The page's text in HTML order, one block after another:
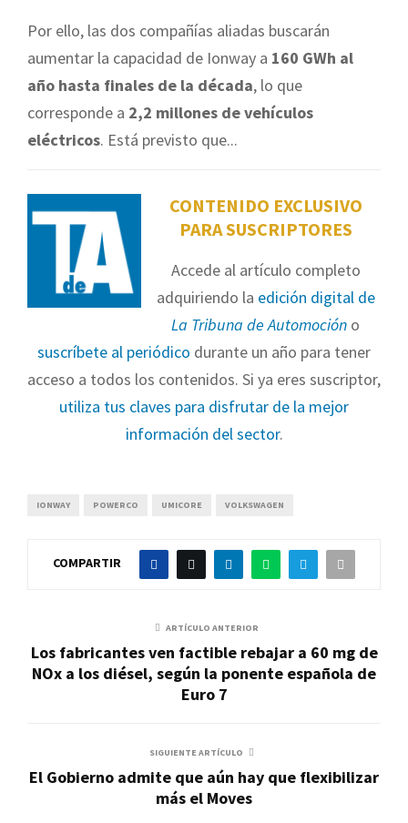
Por ello, las dos compañías aliadas buscarán
aumentar la capacidad de Ionway a 160 GWh al
año hasta finales de la década, lo que
corresponde a 2,2 millones de vehículos
eléctricos. Está previsto que...
CONTENIDO EXCLUSIVO
PARA SUSCRIPTORES
Accede al artículo completo
adquiriendo la edición digital de
La Tribuna de Automoción o
suscríbete al periódico durante un año para tener
acceso a todos los contenidos. Si ya eres suscriptor,
utiliza tus claves para disfrutar de la mejor
información del sector.
IONWAY POWERCO UMICORE VOLKSWAGEN
COMPARTIR
ARTÍCULO ANTERIOR
Los fabricantes ven factible rebajar a 60 mg de
NOx a los diésel, según la ponente española de
Euro 7
SIGUIENTE ARTÍCULO
El Gobierno admite que aún hay que flexibilizar
más el Moves